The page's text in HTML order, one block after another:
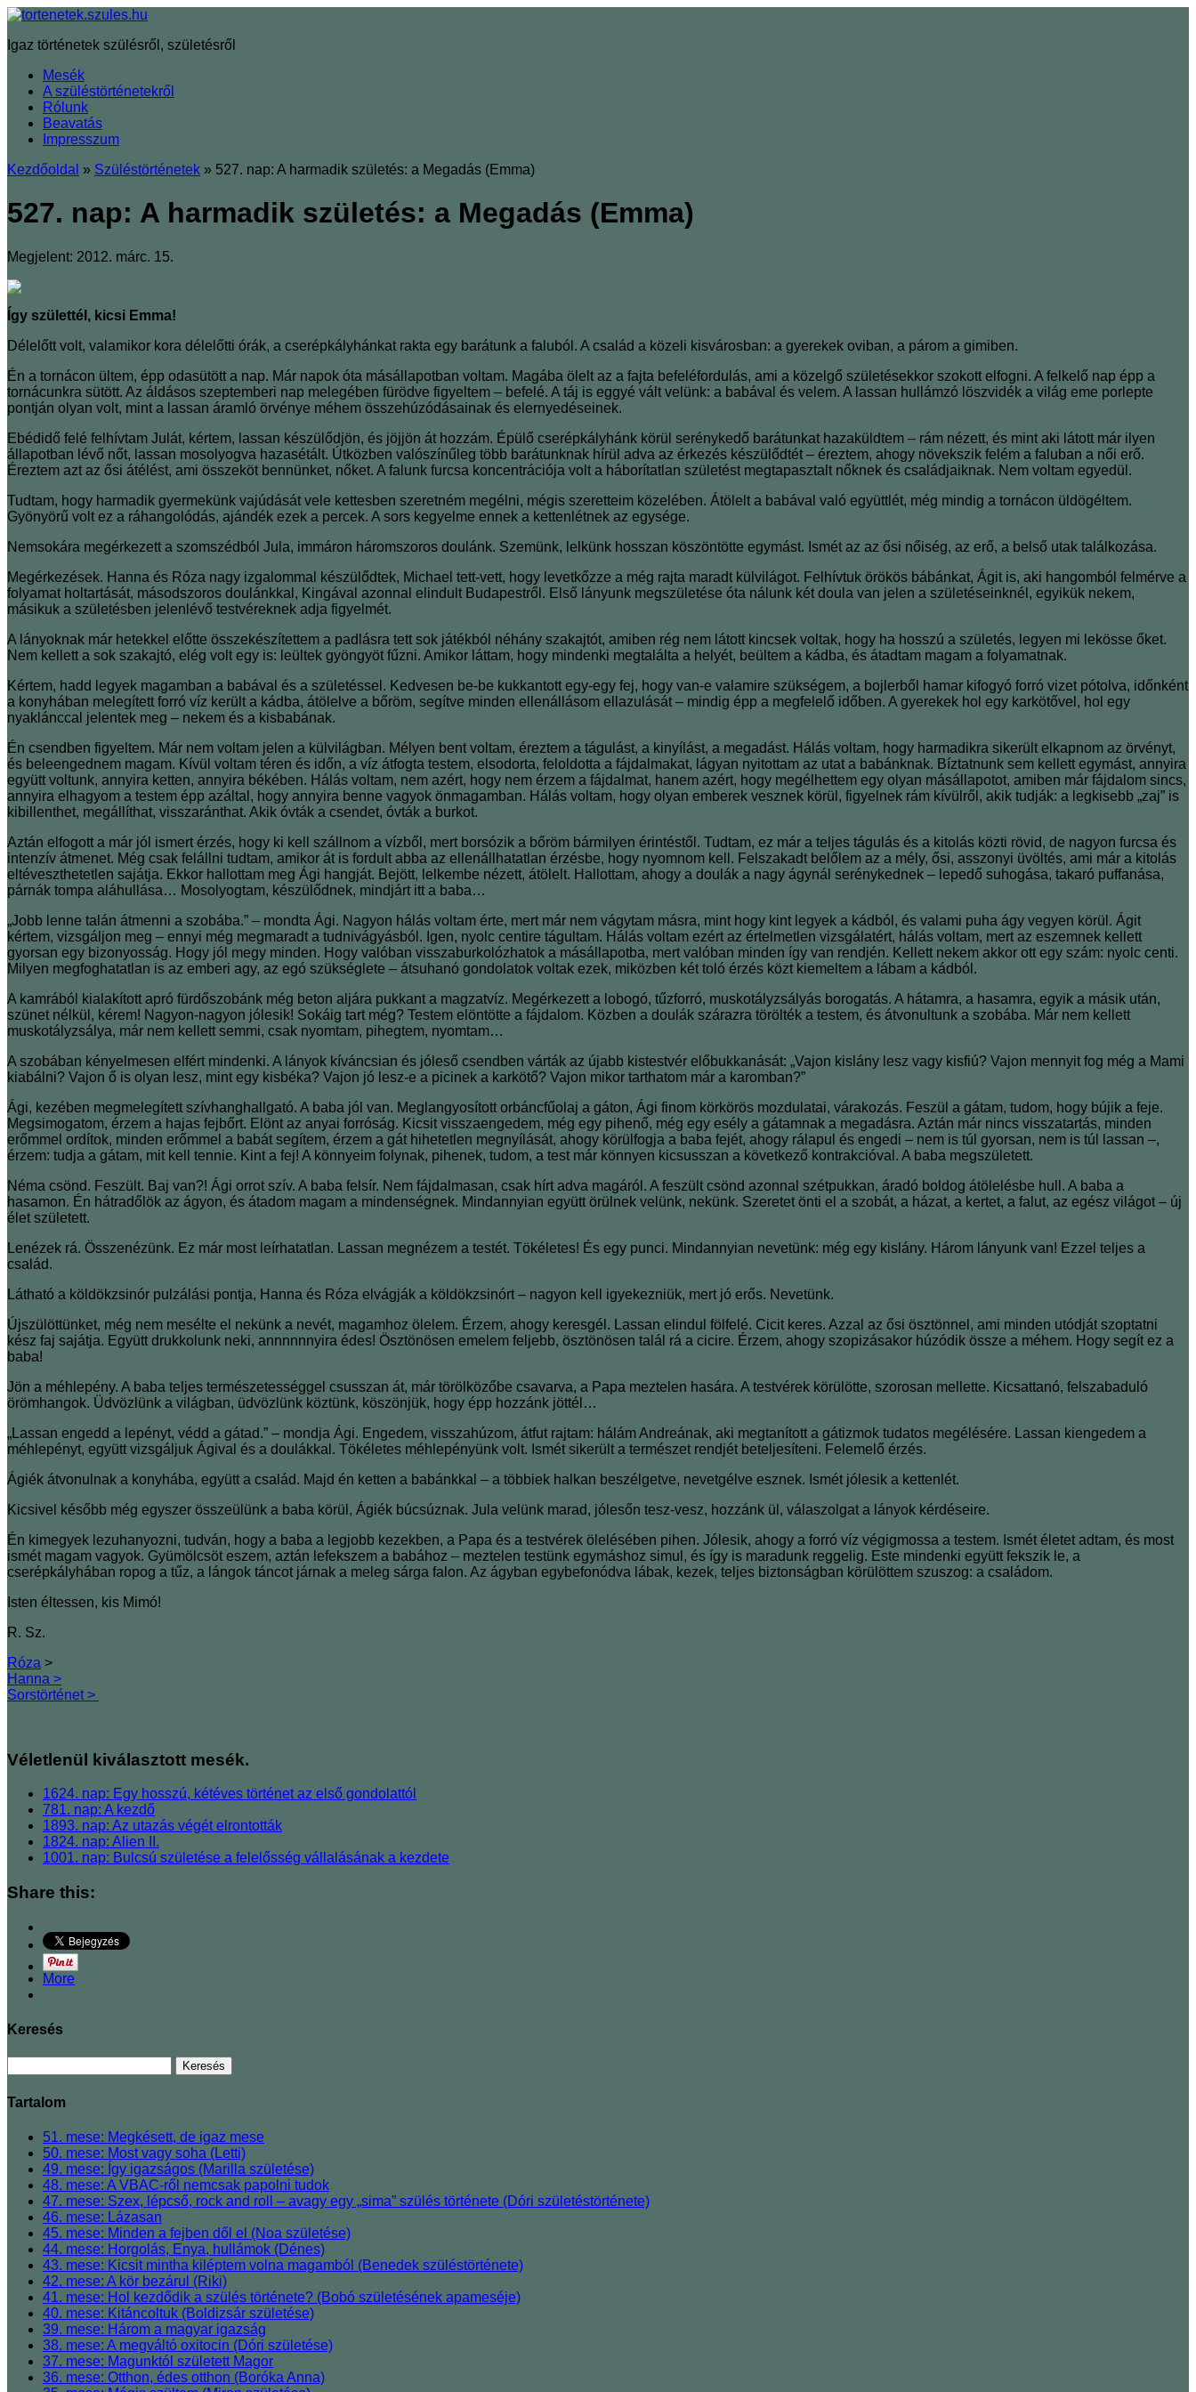
Igaz történetek szülésről, születésről
Mesék
A szüléstörténetekről
Rólunk
Beavatás
Impresszum
Kezdőoldal » Szüléstörténetek » 527. nap: A harmadik születés: a Megadás (Emma)
527. nap: A harmadik születés: a Megadás (Emma)
Megjelent: 2012. márc. 15.
Így születtél, kicsi Emma!
Délelőtt volt, valamikor kora délelőtti órák, a cserépkályhánkat rakta egy barátunk a faluból. A család a közeli kisvárosban: a gyerekek oviban, a párom a gimiben.
Én a tornácon ültem, épp odasütött a nap. Már napok óta másállapotban voltam. Magába ölelt az a fajta befeléfordulás, ami a közelgő születésekkor szokott elfogni. A felkelő nap épp a
tornácunkra sütött. Az áldásos szeptemberi nap melegében fürödve figyeltem ‒ befelé. A táj is eggyé vált velünk: a babával és velem. A lassan hullámzó löszvidék a világ eme porlepte
pontján olyan volt, mint a lassan áramló örvénye méhem összehúzódásainak és elernyedéseinek.
Ebédidő felé felhívtam Julát, kértem, lassan készülődjön, és jöjjön át hozzám. Épülő cserépkályhánk körül serénykedő barátunkat hazaküldtem ‒ rám nézett, és mint aki látott már ilyen
állapotban lévő nőt, lassan mosolyogva hazasétált. Útközben valószínűleg több barátunknak hírül adva az érkezés készülődtét ‒ éreztem, ahogy növekszik felém a faluban a női erő.
Éreztem azt az ősi átélést, ami összeköt bennünket, nőket. A falunk furcsa koncentrációja volt a háborítatlan születést megtapasztalt nőknek és családjaiknak. Nem voltam egyedül.
Tudtam, hogy harmadik gyermekünk vajúdását vele kettesben szeretném megélni, mégis szeretteim közelében. Átölelt a babával való együttlét, még mindig a tornácon üldögéltem.
Gyönyörű volt ez a ráhangolódás, ajándék ezek a percek. A sors kegyelme ennek a kettenlétnek az egysége.
Nemsokára megérkezett a szomszédból Jula, immáron háromszoros doulánk. Szemünk, lelkünk hosszan köszöntötte egymást. Ismét az az ősi nőiség, az erő, a belső utak találkozása.
Megérkezések. Hanna és Róza nagy izgalommal készülődtek, Michael tett-vett, hogy levetkőzze a még rajta maradt külvilágot. Felhívtuk örökös bábánkat, Ágit is, aki hangomból felmérve a
folyamat holtartását, másodszoros doulánkkal, Kingával azonnal elindult Budapestről. Első lányunk megszületése óta nálunk két doula van jelen a születéseinknél, egyikük nekem,
másikuk a születésben jelenlévő testvéreknek adja figyelmét.
A lányoknak már hetekkel előtte összekészítettem a padlásra tett sok játékból néhány szakajtót, amiben rég nem látott kincsek voltak, hogy ha hosszú a születés, legyen mi lekösse őket.
Nem kellett a sok szakajtó, elég volt egy is: leültek gyöngyöt fűzni. Amikor láttam, hogy mindenki megtalálta a helyét, beültem a kádba, és átadtam magam a folyamatnak.
Kértem, hadd legyek magamban a babával és a születéssel. Kedvesen be-be kukkantott egy-egy fej, hogy van-e valamire szükségem, a bojlerből hamar kifogyó forró vizet pótolva, időnként
a konyhában melegített forró víz került a kádba, átölelve a bőröm, segítve minden ellenállásom ellazulását ‒ mindig épp a megfelelő időben. A gyerekek hol egy karkötővel, hol egy
nyaklánccal jelentek meg ‒ nekem és a kisbabának.
Én csendben figyeltem. Már nem voltam jelen a külvilágban. Mélyen bent voltam, éreztem a tágulást, a kinyílást, a megadást. Hálás voltam, hogy harmadikra sikerült elkapnom az örvényt,
és beleengednem magam. Kívül voltam téren és időn, a víz átfogta testem, elsodorta, feloldotta a fájdalmakat, lágyan nyitottam az utat a babánknak. Bíztatnunk sem kellett egymást, annyira
együtt voltunk, annyira ketten, annyira békében. Hálás voltam, nem azért, hogy nem érzem a fájdalmat, hanem azért, hogy megélhettem egy olyan másállapotot, amiben már fájdalom sincs,
annyira elhagyom a testem épp azáltal, hogy annyira benne vagyok önmagamban. Hálás voltam, hogy olyan emberek vesznek körül, figyelnek rám kívülről, akik tudják: a legkisebb „zaj” is
kibillenthet, megállíthat, visszaránthat. Akik óvták a csendet, óvták a burkot.
Aztán elfogott a már jól ismert érzés, hogy ki kell szállnom a vízből, mert borsózik a bőröm bármilyen érintéstől. Tudtam, ez már a teljes tágulás és a kitolás közti rövid, de nagyon furcsa és
intenzív átmenet. Még csak felállni tudtam, amikor át is fordult abba az ellenállhatatlan érzésbe, hogy nyomnom kell. Felszakadt belőlem az a mély, ősi, asszonyi üvöltés, ami már a kitolás
eltéveszthetetlen sajátja. Ekkor hallottam meg Ági hangját. Bejött, lelkembe nézett, átölelt. Hallottam, ahogy a doulák a nagy ágynál serénykednek ‒ lepedő suhogása, takaró puffanása,
párnák tompa aláhullása… Mosolyogtam, készülődnek, mindjárt itt a baba…
„Jobb lenne talán átmenni a szobába.” ‒ mondta Ági. Nagyon hálás voltam érte, mert már nem vágytam másra, mint hogy kint legyek a kádból, és valami puha ágy vegyen körül. Ágit
kértem, vizsgáljon meg ‒ ennyi még megmaradt a tudnivágyásból. Igen, nyolc centire tágultam. Hálás voltam ezért az értelmetlen vizsgálatért, hálás voltam, mert az eszemnek kellett
gyorsan egy bizonyosság. Hogy jól megy minden. Hogy valóban visszaburkolózhatok a másállapotba, mert valóban minden így van rendjén. Kellett nekem akkor ott egy szám: nyolc centi.
Milyen megfoghatatlan is az emberi agy, az egó szükséglete ‒ átsuhanó gondolatok voltak ezek, miközben két toló érzés közt kiemeltem a lábam a kádból.
A kamrából kialakított apró fürdőszobánk még beton aljára pukkant a magzatvíz. Megérkezett a lobogó, tűzforró, muskotályzsályás borogatás. A hátamra, a hasamra, egyik a másik után,
szünet nélkül, kérem! Nagyon-nagyon jólesik! Sokáig tart még? Testem elöntötte a fájdalom. Közben a doulák szárazra törölték a testem, és átvonultunk a szobába. Már nem kellett
muskotályzsálya, már nem kellett semmi, csak nyomtam, pihegtem, nyomtam…
A szobában kényelmesen elfért mindenki. A lányok kíváncsian és jóleső csendben várták az újabb kistestvér előbukkanását: „Vajon kislány lesz vagy kisfiú? Vajon mennyit fog még a Mami
kiabálni? Vajon ő is olyan lesz, mint egy kisbéka? Vajon jó lesz-e a picinek a karkötő? Vajon mikor tarthatom már a karomban?”
Ági, kezében megmelegített szívhanghallgató. A baba jól van. Meglangyosított orbáncfűolaj a gáton, Ági finom körkörös mozdulatai, várakozás. Feszül a gátam, tudom, hogy bújik a feje.
Megsimogatom, érzem a hajas fejbőrt. Elönt az anyai forróság. Kicsit visszaengedem, még egy pihenő, még egy esély a gátamnak a megadásra. Aztán már nincs visszatartás, minden
erőmmel ordítok, minden erőmmel a babát segítem, érzem a gát hihetetlen megnyílását, ahogy körülfogja a baba fejét, ahogy rálapul és engedi ‒ nem is túl gyorsan, nem is túl lassan ‒,
érzem: tudja a gátam, mit kell tennie. Kint a fej! A könnyeim folynak, pihenek, tudom, a test már könnyen kicsusszan a következő kontrakcióval. A baba megszületett.
Néma csönd. Feszült. Baj van?! Ági orrot szív. A baba felsír. Nem fájdalmasan, csak hírt adva magáról. A feszült csönd azonnal szétpukkan, áradó boldog átölelésbe hull. A baba a
hasamon. Én hátradőlök az ágyon, és átadom magam a mindenségnek. Mindannyian együtt örülnek velünk, nekünk. Szeretet önti el a szobát, a házat, a kertet, a falut, az egész világot ‒ új
élet született.
Lenézek rá. Összenézünk. Ez már most leírhatatlan. Lassan megnézem a testét. Tökéletes! És egy punci. Mindannyian nevetünk: még egy kislány. Három lányunk van! Ezzel teljes a
család.
Látható a köldökzsinór pulzálási pontja, Hanna és Róza elvágják a köldökzsinórt ‒ nagyon kell igyekezniük, mert jó erős. Nevetünk.
Újszülöttünket, még nem mesélte el nekünk a nevét, magamhoz ölelem. Érzem, ahogy keresgél. Lassan elindul fölfelé. Cicit keres. Azzal az ősi ösztönnel, ami minden utódját szoptatni
kész faj sajátja. Együtt drukkolunk neki, annnnnnyira édes! Ösztönösen emelem feljebb, ösztönösen talál rá a cicire. Érzem, ahogy szopizásakor húzódik össze a méhem. Hogy segít ez a
baba!
Jön a méhlepény. A baba teljes természetességgel csusszan át, már törölközőbe csavarva, a Papa meztelen hasára. A testvérek körülötte, szorosan mellette. Kicsattanó, felszabaduló
örömhangok. Üdvözlünk a világban, üdvözlünk köztünk, köszönjük, hogy épp hozzánk jöttél…
„Lassan engedd a lepényt, védd a gátad.” ‒ mondja Ági. Engedem, visszahúzom, átfut rajtam: hálám Andreának, aki megtanított a gátizmok tudatos megélésére. Lassan kiengedem a
méhlepényt, együtt vizsgáljuk Ágival és a doulákkal. Tökéletes méhlepényünk volt. Ismét sikerült a természet rendjét beteljesíteni. Felemelő érzés.
Ágiék átvonulnak a konyhába, együtt a család. Majd én ketten a babánkkal ‒ a többiek halkan beszélgetve, nevetgélve esznek. Ismét jólesik a kettenlét.
Kicsivel később még egyszer összeülünk a baba körül, Ágiék búcsúznak. Jula velünk marad, jólesőn tesz-vesz, hozzánk ül, válaszolgat a lányok kérdéseire.
Én kimegyek lezuhanyozni, tudván, hogy a baba a legjobb kezekben, a Papa és a testvérek ölelésében pihen. Jólesik, ahogy a forró víz végigmossa a testem. Ismét életet adtam, és most
ismét magam vagyok. Gyümölcsöt eszem, aztán lefekszem a babához ‒ meztelen testünk egymáshoz simul, és így is maradunk reggelig. Este mindenki együtt fekszik le, a
cserépkályhában ropog a tűz, a lángok táncot járnak a meleg sárga falon. Az ágyban egybefonódva lábak, kezek, teljes biztonságban körülöttem szuszog: a családom.
Isten éltessen, kis Mimó!
R. Sz.
Róza >
Hanna >
Sorstörténet >
Véletlenül kiválasztott mesék.
1624. nap: Egy hosszú, kétéves történet az első gondolattól
781. nap: A kezdő
1893. nap: Az utazás végét elrontották
1824. nap: Alien II.
1001. nap: Bulcsú születése a felelősség vállalásának a kezdete
Share this:
More
Keresés
Tartalom
51. mese: Megkésett, de igaz mese
50. mese: Most vagy soha (Letti)
49. mese: Így igazságos (Marilla születése)
48. mese: A VBAC-ről nemcsak papolni tudok
47. mese: Szex, lépcső, rock and roll ‒ avagy egy „sima” szülés története (Dóri születéstörténete)
46. mese: Lázasan
45. mese: Minden a fejben dől el (Noa születése)
44. mese: Horgolás, Enya, hullámok (Dénes)
43. mese: Kicsit mintha kiléptem volna magamból (Benedek szüléstörténete)
42. mese: A kör bezárul (Riki)
41. mese: Hol kezdődik a szülés története? (Bobó születésének apameséje)
40. mese: Kitáncoltuk (Boldizsár születése)
39. mese: Három a magyar igazság
38. mese: A megváltó oxitocin (Dóri születése)
37. mese: Magunktól született Magor
36. mese: Otthon, édes otthon (Boróka Anna)